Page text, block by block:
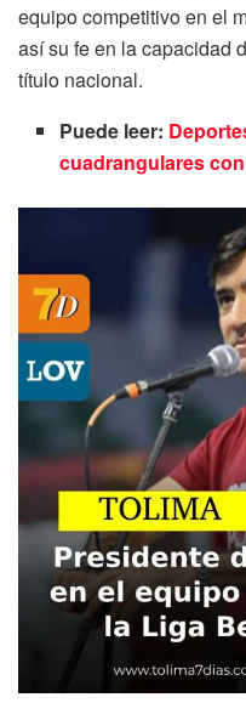
equipo competitivo en el
así su fe en la capacidad
título nacional.
Puede leer:
cuadrangulares